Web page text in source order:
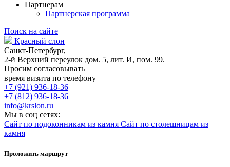
Партнерам
Партнерская программа
Поиск на сайте
Красный слон
Санкт-Петербург,
2-й Верхний переулок дом. 5, лит. И, пом. 99.
Просим согласовывать
время визита по телефону
+7 (921) 936-18-36
+7 (812) 936-18-36
info@krslon.ru
Мы в соц сетях:
Сайт по подоконникам из камня Сайт по столешницам из
камня
Проложить маршрут